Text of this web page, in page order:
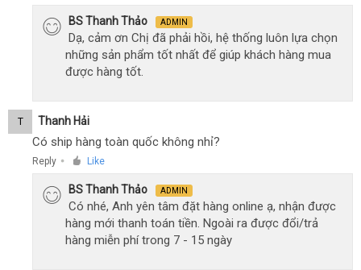
BS Thanh Thảo ADMIN
Dạ, cảm ơn Chị đã phải hồi, hệ thống luôn lựa chọn
những sản phẩm tốt nhất để giúp khách hàng mua
được hàng tốt.
T Thanh Hải
Có ship hàng toàn quốc không nhỉ?
Reply ● Like
BS Thanh Thảo ADMIN
Có nhé, Anh yên tâm đặt hàng online ạ, nhận được
hàng mới thanh toán tiền. Ngoài ra được đổi/trả
hàng miễn phí trong 7 - 15 ngày